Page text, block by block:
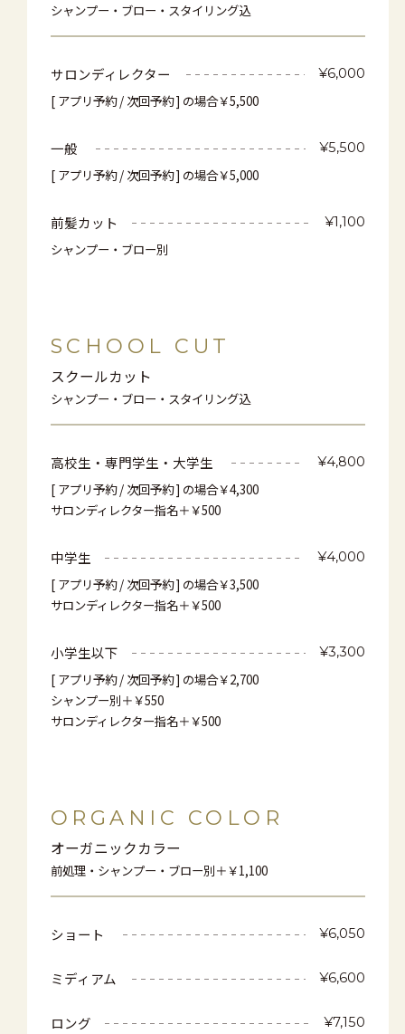
シャンプー・ブロー・スタイリング込
サロンディレクター ¥6,000
[ アプリ予約 / 次回予約 ] の場合￥5,500
一般 ¥5,500
[ アプリ予約 / 次回予約 ] の場合￥5,000
前髪カット ¥1,100
シャンプー・ブロー別
SCHOOL CUT
スクールカット
シャンプー・ブロー・スタイリング込
高校生・専門学生・大学生 ¥4,800
[ アプリ予約 / 次回予約 ] の場合￥4,300
サロンディレクター指名＋￥500
中学生 ¥4,000
[ アプリ予約 / 次回予約 ] の場合￥3,500
サロンディレクター指名＋￥500
小学生以下 ¥3,300
[ アプリ予約 / 次回予約 ] の場合￥2,700
シャンプー別＋￥550
サロンディレクター指名＋￥500
ORGANIC COLOR
オーガニックカラー
前処理・シャンプー・ブロー別＋￥1,100
ショート ¥6,050
ミディアム ¥6,600
ロング ¥7,150